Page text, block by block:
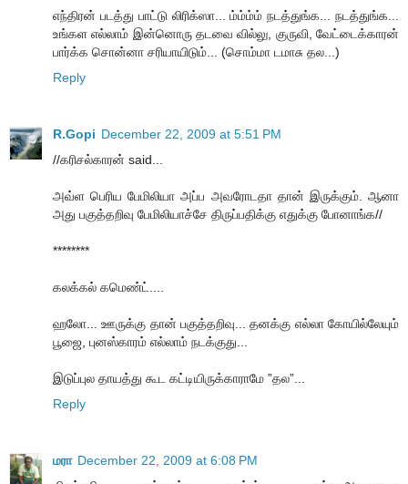
எந்திரன் படத்து பாட்டு லிரிக்ஸா... ம்ம்ம்ம் நடத்துங்க... நடத்துங்க...
உங்கள எல்லாம் இன்னொரு தடவை வில்லு, குருவி, வேட்டைக்காரன்
பார்க்க சொன்னா சரியாயிடும்... (சொம்மா டமாசு தல...)
Reply
R.Gopi December 22, 2009 at 5:51 PM
//கரிசல்காரன் said...
அவ்ள‌ பெரிய‌ பேமிலியா அப்ப‌ அவ‌ரோடதா தான் இருக்கும். ஆனா
அது ப‌குத்த‌றிவு பேமிலியாச்சே திருப்ப‌திக்கு எதுக்கு போனாங்க‌//
********
கலக்கல் கமெண்ட்....
ஹலோ... ஊருக்கு தான் பகுத்தறிவு... தனக்கு எல்லா கோயில்லேயும்
பூஜை, புனஸ்காரம் எல்லாம் நடக்குது...
இடுப்புல தாயத்து கூட கட்டியிருக்காராமே ”தல”...
Reply
மரா December 22, 2009 at 6:08 PM